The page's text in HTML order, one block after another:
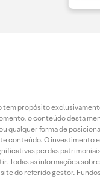
tem propósito
o conteúdo desta
qualquer forma de
conteúdo. O investimento
perdas
Todas as informações
do referido gestor.